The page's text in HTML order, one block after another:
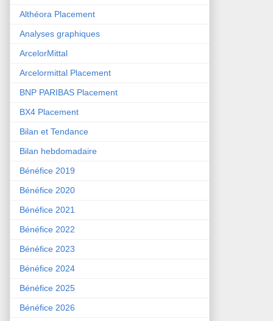
Althéora Placement
Analyses graphiques
ArcelorMittal
Arcelormittal Placement
BNP PARIBAS Placement
BX4 Placement
Bilan et Tendance
Bilan hebdomadaire
Bénéfice 2019
Bénéfice 2020
Bénéfice 2021
Bénéfice 2022
Bénéfice 2023
Bénéfice 2024
Bénéfice 2025
Bénéfice 2026